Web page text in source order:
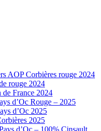
AOP Corbières rouge 2024
rouge 2024
de France 2024
d’Oc Rouge – 2025
d’Oc 2025
2025
d’Oc – 100% Cinsault